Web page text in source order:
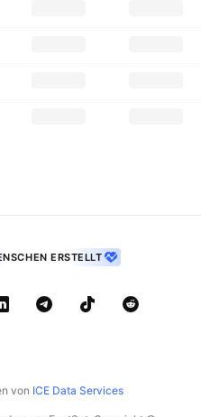
ERSTELLT
von ICE Data Services